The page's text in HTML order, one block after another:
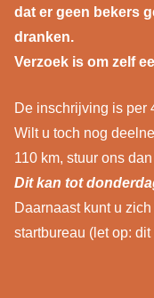
dat er geen bekers
dranken.
Verzoek is om zelf
De inschrijving is per
Wilt u toch nog
110 km, stuur ons
Dit kan tot
Daarnaast kunt u
startbureau (let op: